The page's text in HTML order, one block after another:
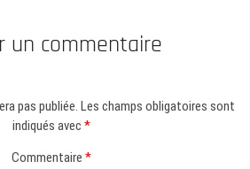
un commentaire
pas publiée. Les champs obligatoires sont
indiqués avec *
Commentaire *